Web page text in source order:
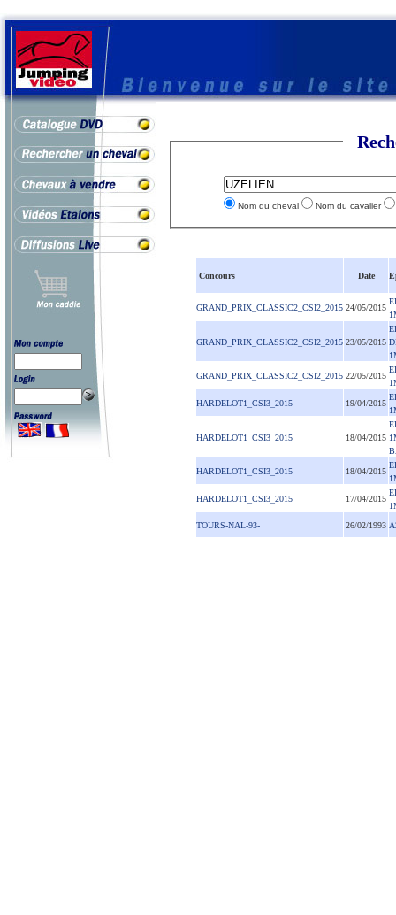
Nom du cheval Nom du cavalier
Concours Date
GRAND_PRIX_CLASSIC2_CSI2_2015 24/05/2015
GRAND_PRIX_CLASSIC2_CSI2_2015 23/05/2015
GRAND_PRIX_CLASSIC2_CSI2_2015 22/05/2015
HARDELOT1_CSI3_2015 19/04/2015
HARDELOT1_CSI3_2015 18/04/2015
HARDELOT1_CSI3_2015 18/04/2015
HARDELOT1_CSI3_2015 17/04/2015
TOURS-NAL-93-
26/02/1993